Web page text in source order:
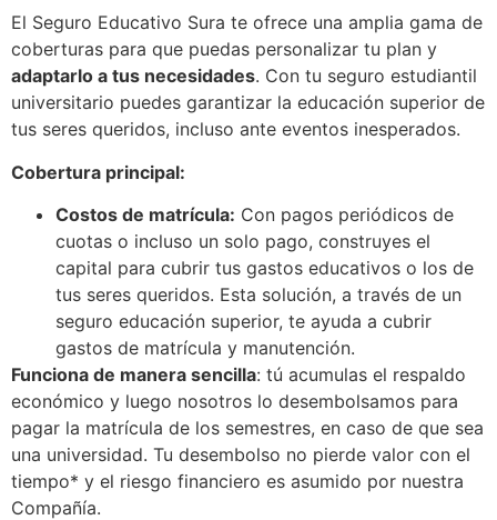
El Seguro Educativo Sura te ofrece una amplia gama de
coberturas para que puedas personalizar tu plan y
adaptarlo a tus necesidades. Con tu seguro estudiantil
universitario puedes garantizar la educación superior de
tus seres queridos, incluso ante eventos inesperados.
Cobertura principal:
Costos de matrícula: Con pagos periódicos de
cuotas o incluso un solo pago, construyes el
capital para cubrir tus gastos educativos o los de
tus seres queridos. Esta solución, a través de un
seguro educación superior, te ayuda a cubrir
gastos de matrícula y manutención.
Funciona de manera sencilla: tú acumulas el respaldo
económico y luego nosotros lo desembolsamos para
pagar la matrícula de los semestres, en caso de que sea
una universidad. Tu desembolso no pierde valor con el
tiempo* y el riesgo financiero es asumido por nuestra
Compañía.